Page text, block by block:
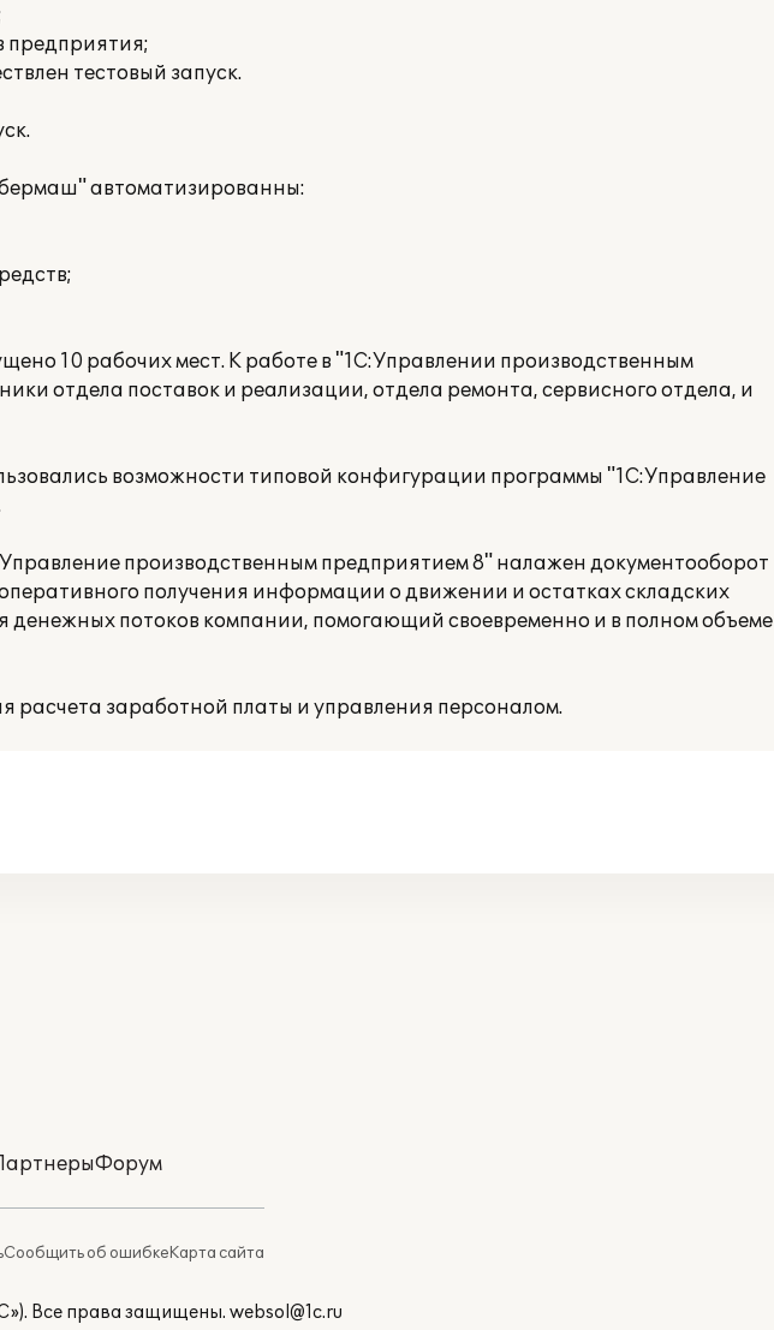
предприятия;
тестовый запуск.
автоматизированны:
10 рабочих мест. К работе в "1С:Управлении производственным
отдела поставок и реализации, отдела ремонта, сервисного отдела, и
возможности типовой конфигурации программы "1С:Управление
производственным предприятием 8" налажен документооборот
получения информации о движении и остатках складских
денежных потоков компании, помогающий своевременно и в полном объеме
заработной платы и управления персоналом.
Форум
Сообщить об ошибкеКарта сайта
Все права защищены. websol@1c.ru